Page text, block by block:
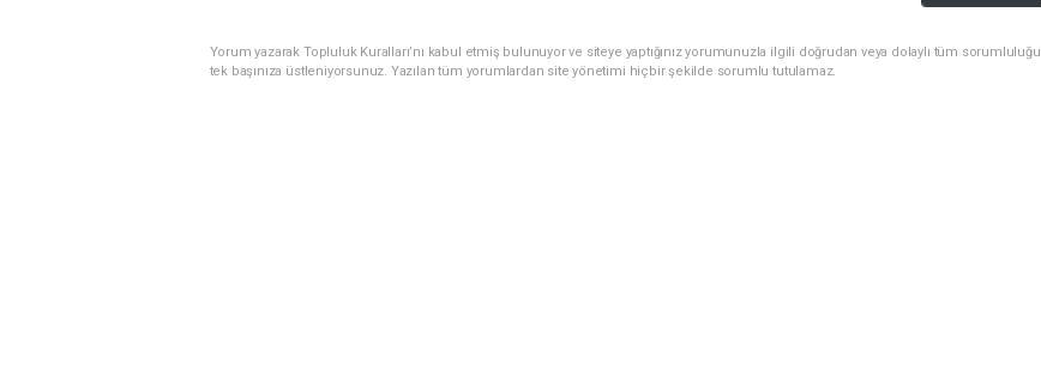
Yorum yazarak Topluluk Kuralları’nı kabul etmiş bulunuyor ve siteye yaptığınız yorumunuzla ilgili doğrudan veya dolaylı tüm sorumluluğu
tek başınıza üstleniyorsunuz. Yazılan tüm yorumlardan site yönetimi hiçbir şekilde sorumlu tutulamaz.